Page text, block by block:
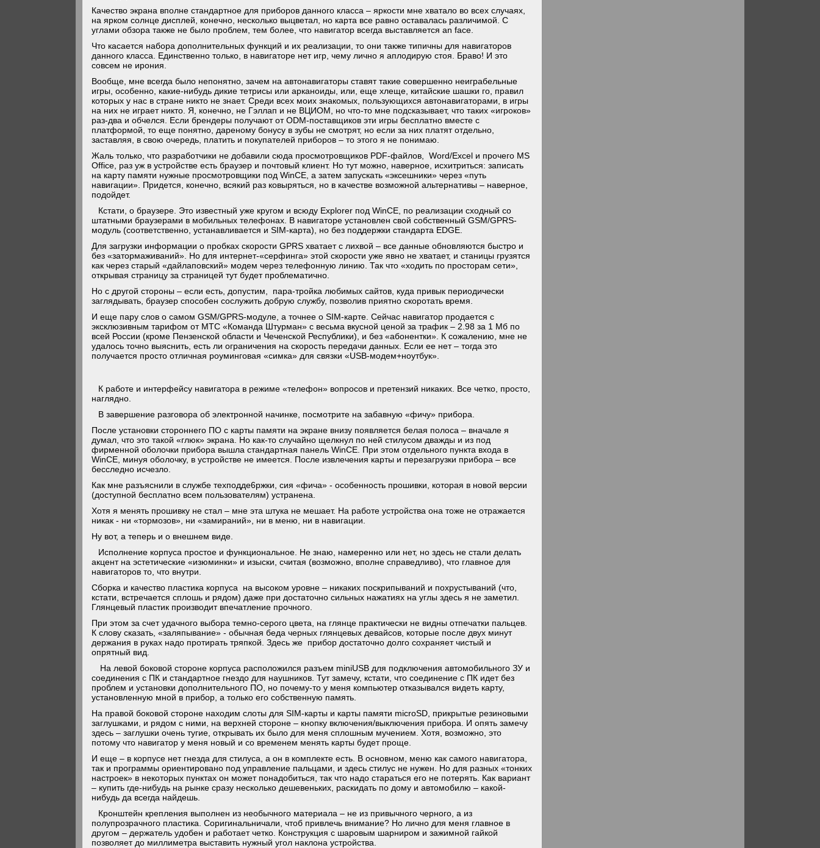
Качество экрана вполне стандартное для приборов данного класса – яркости мне хватало во всех случаях,
на ярком солнце дисплей, конечно, несколько выцветал, но карта все равно оставалась различимой. С
углами обзора также не было проблем, тем более, что навигатор всегда выставляется an face.
Что касается набора дополнительных функций и их реализации, то они также типичны для навигаторов
данного класса. Единственно только, в навигаторе нет игр, чему лично я аплодирую стоя. Браво! И это
совсем не ирония.
Вообще, мне всегда было непонятно, зачем на автонавигаторы ставят такие совершенно неиграбельные
игры, особенно, какие-нибудь дикие тетрисы или арканоиды, или, еще хлеще, китайские шашки го, правил
которых у нас в стране никто не знает. Среди всех моих знакомых, пользующихся автонавигаторами, в игры
на них не играет никто. Я, конечно, не Гэллап и не ВЦИОМ, но что-то мне подсказывает, что таких «игроков»
раз-два и обчелся. Если брендеры получают от ODM-поставщиков эти игры бесплатно вместе с
платформой, то еще понятно, дареному бонусу в зубы не смотрят, но если за них платят отдельно,
заставляя, в свою очередь, платить и покупателей приборов – то этого я не понимаю.
Жаль только, что разработчики не добавили сюда просмотровщиков PDF-файлов, Word/Excel и прочего MS
Office, раз уж в устройстве есть браузер и почтовый клиент. Но тут можно, наверное, исхитриться: записать
на карту памяти нужные просмотровщики под WinCE, а затем запускать «эксешники» через «путь
навигации». Придется, конечно, всякий раз ковыряться, но в качестве возможной альтернативы – наверное,
подойдет.
Кстати, о браузере. Это известный уже кругом и всюду Explorer под WinCE, по реализации сходный со
штатными браузерами в мобильных телефонах. В навигаторе установлен свой собственный GSM/GPRS-
модуль (соответственно, устанавливается и SIM-карта), но без поддержки стандарта EDGE.
Для загрузки информации о пробках скорости GPRS хватает с лихвой – все данные обновляются быстро и
без «затормаживаний». Но для интернет-«серфинга» этой скорости уже явно не хватает, и станицы грузятся
как через старый «дайлаповский» модем через телефонную линию. Так что «ходить по просторам сети»,
открывая страницу за страницей тут будет проблематично.
Но с другой стороны – если есть, допустим, пара-тройка любимых сайтов, куда привык периодически
заглядывать, браузер способен сослужить добрую службу, позволив приятно скоротать время.
И еще пару слов о самом GSM/GPRS-модуле, а точнее о SIM-карте. Сейчас навигатор продается с
эксклюзивным тарифом от МТС «Команда Штурман» с весьма вкусной ценой за трафик – 2.98 за 1 Мб по
всей России (кроме Пензенской области и Чеченской Республики), и без «абонентки». К сожалению, мне не
удалось точно выяснить, есть ли ограничения на скорость передачи данных. Если ее нет – тогда это
получается просто отличная роуминговая «симка» для связки «USB-модем+ноутбук».
К работе и интерфейсу навигатора в режиме «телефон» вопросов и претензий никаких. Все четко, просто,
наглядно.
В завершение разговора об электронной начинке, посмотрите на забавную «фичу» прибора.
После установки стороннего ПО с карты памяти на экране внизу появляется белая полоса – вначале я
думал, что это такой «глюк» экрана. Но как-то случайно щелкнул по ней стилусом дважды и из под
фирменной оболочки прибора вышла стандартная панель WinCE. При этом отдельного пункта входа в
WinCE, минуя оболочку, в устройстве не имеется. После извлечения карты и перезагрузки прибора – все
бесследно исчезло.
Как мне разъяснили в службе техподде6ржки, сия «фича» - особенность прошивки, которая в новой версии
(доступной бесплатно всем пользователям) устранена.
Хотя я менять прошивку не стал – мне эта штука не мешает. На работе устройства она тоже не отражается
никак - ни «тормозов», ни «замираний», ни в меню, ни в навигации.
Ну вот, а теперь и о внешнем виде.
Исполнение корпуса простое и функциональное. Не знаю, намеренно или нет, но здесь не стали делать
акцент на эстетические «изюминки» и изыски, считая (возможно, вполне справедливо), что главное для
навигаторов то, что внутри.
Сборка и качество пластика корпуса на высоком уровне – никаких поскрипываний и похрустываний (что,
кстати, встречается сплошь и рядом) даже при достаточно сильных нажатиях на углы здесь я не заметил.
Глянцевый пластик производит впечатление прочного.
При этом за счет удачного выбора темно-серого цвета, на глянце практически не видны отпечатки пальцев.
К слову сказать, «заляпывание» - обычная беда черных глянцевых девайсов, которые после двух минут
держания в руках надо протирать тряпкой. Здесь же прибор достаточно долго сохраняет чистый и
опрятный вид.
На левой боковой стороне корпуса расположился разъем miniUSB для подключения автомобильного ЗУ и
соединения с ПК и стандартное гнездо для наушников. Тут замечу, кстати, что соединение с ПК идет без
проблем и установки дополнительного ПО, но почему-то у меня компьютер отказывался видеть карту,
установленную мной в прибор, а только его собственную память.
На правой боковой стороне находим слоты для SIM-карты и карты памяти microSD, прикрытые резиновыми
заглушками, и рядом с ними, на верхней стороне – кнопку включения/выключения прибора. И опять замечу
здесь – заглушки очень тугие, открывать их было для меня сплошным мучением. Хотя, возможно, это
потому что навигатор у меня новый и со временем менять карты будет проще.
И еще – в корпусе нет гнезда для стилуса, а он в комплекте есть. В основном, меню как самого навигатора,
так и программы ориентировано под управление пальцами, и здесь стилус не нужен. Но для разных «тонких
настроек» в некоторых пунктах он может понадобиться, так что надо стараться его не потерять. Как вариант
– купить где-нибудь на рынке сразу несколько дешевеньких, раскидать по дому и автомобилю – какой-
нибудь да всегда найдешь.
Кронштейн крепления выполнен из необычного материала – не из привычного черного, а из
полупрозрачного пластика. Соригинальничали, чтоб привлечь внимание? Но лично для меня главное в
другом – держатель удобен и работает четко. Конструкция с шаровым шарниром и зажимной гайкой
позволяет до миллиметра выставить нужный угол наклона устройства.